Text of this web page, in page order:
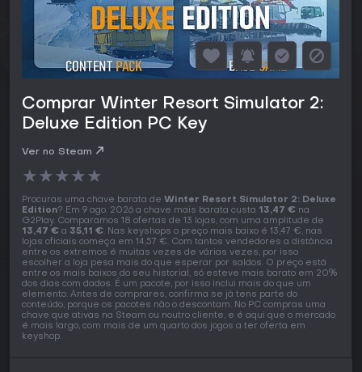
Comprar Winter Resort Simulator 2:
Deluxe Edition PC Key
Ver no Steam
★★★★★
Procuras uma chave barata de Winter Resort Simulator 2: Deluxe
Edition? Em 9 ago. 2026 a chave mais barata custa 13,47 € na
G2Play. Comparamos 18 ofertas de 13 lojas, com uma amplitude de
13,47 € a 35,11 €. Nas keyshops o preço mais baixo é 13,47 €, nas
lojas oficiais começa em 14,57 €. Com tantos vendedores a distância
entre os extremos é muitas vezes de várias vezes, por isso
escolher a loja pesa mais do que esperar por saldos. O preço está
entre os mais baixos do seu historial, só esteve mais barato em 20%
dos dias com dados. É um pacote, por isso inclui mais do que um
elemento. Antes de comprares, confirma se já tens parte do
conteúdo, porque os pacotes não o descontam. No PC compras uma
chave que ativas na Steam ou noutro cliente, e é aqui que o mercado
é mais largo, com mais de um quarto dos jogos a ter oferta em
keyshop.